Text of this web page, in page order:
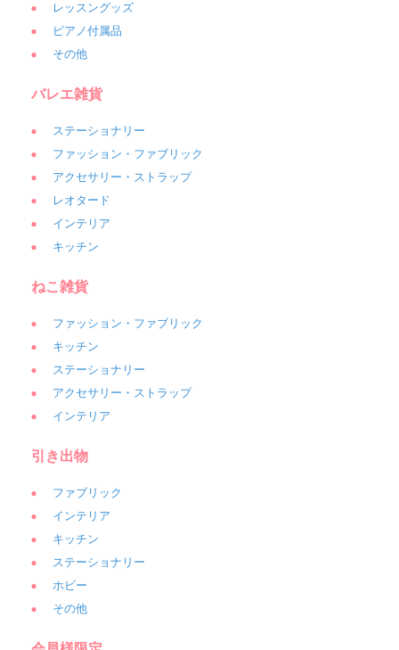
レッスングッズ
ピアノ付属品
その他
バレエ雑貨
ステーショナリー
ファッション・ファブリック
アクセサリー・ストラップ
レオタード
インテリア
キッチン
ねこ雑貨
ファッション・ファブリック
キッチン
ステーショナリー
アクセサリー・ストラップ
インテリア
引き出物
ファブリック
インテリア
キッチン
ステーショナリー
ホビー
その他